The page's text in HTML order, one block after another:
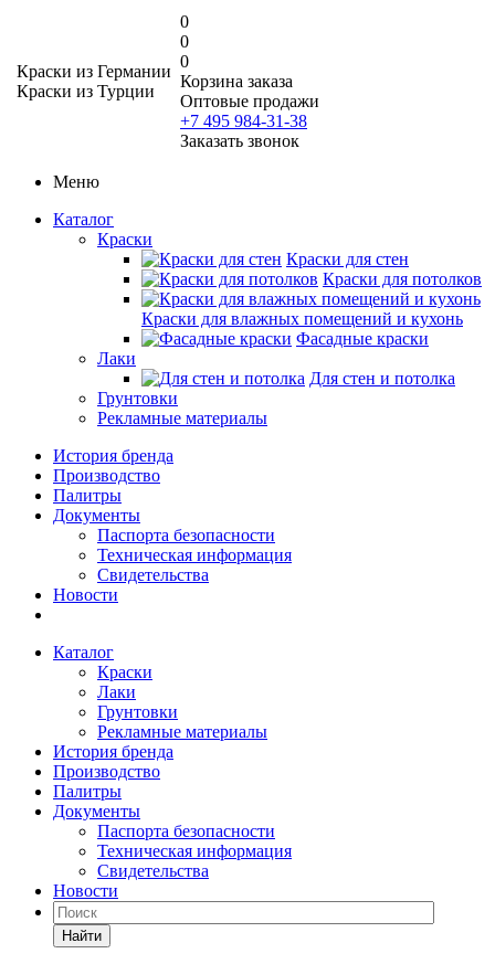
Краски из Германии
Краски из Турции
0
0
0
Корзина заказа
Оптовые продажи
+7 495 984-31-38
Заказать звонок
Меню
Каталог
Краски
Краски для стен
Краски для потолков
Краски для влажных помещений и кухонь
Фасадные краски
Лаки
Для стен и потолка
Грунтовки
Рекламные материалы
История бренда
Производство
Палитры
Документы
Паспорта безопасности
Техническая информация
Свидетельства
Новости
Каталог
Краски
Лаки
Грунтовки
Рекламные материалы
История бренда
Производство
Палитры
Документы
Паспорта безопасности
Техническая информация
Свидетельства
Новости
Найти